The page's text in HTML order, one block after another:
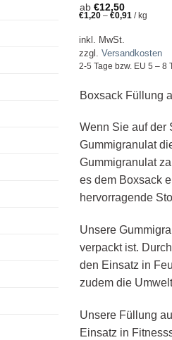
ab €12,50
€1,20– €0,91 /kg
inkl. MwSt.
zzgl. Versandkosten
2-5 Tage bzw. EU 5 – 8
Boxsack Füllung
Wenn Sie auf der
Gummigranulat
Gummigranulat
es dem Boxsack
hervorragende
Unsere
verpackt ist.
den Einsatz in
zudem die
Unsere Füllung
Einsatz in